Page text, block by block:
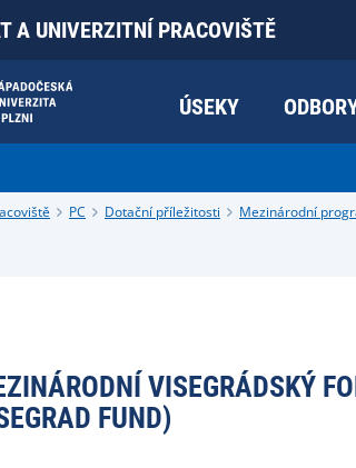
A UNIVERZITNÍ PRACOVIŠTĚ
ÚSEKY
PC Dotační příležitosti Mezinárodní
VISEGRÁDSKÝ
FUND)